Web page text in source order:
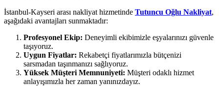
İstanbul-Kayseri arası nakliyat hizmetinde Tutuncu Oğlu Nakliyat,
aşağıdaki avantajları sunmaktadır:
Profesyonel Ekip: Deneyimli ekibimizle eşyalarınızı güvenle
taşıyoruz.
Uygun Fiyatlar: Rekabetçi fiyatlarımızla bütçenizi
sarsmadan taşınmanızı sağlıyoruz.
Yüksek Müşteri Memnuniyeti: Müşteri odaklı hizmet
anlayışımızla her zaman yanınızdayız.